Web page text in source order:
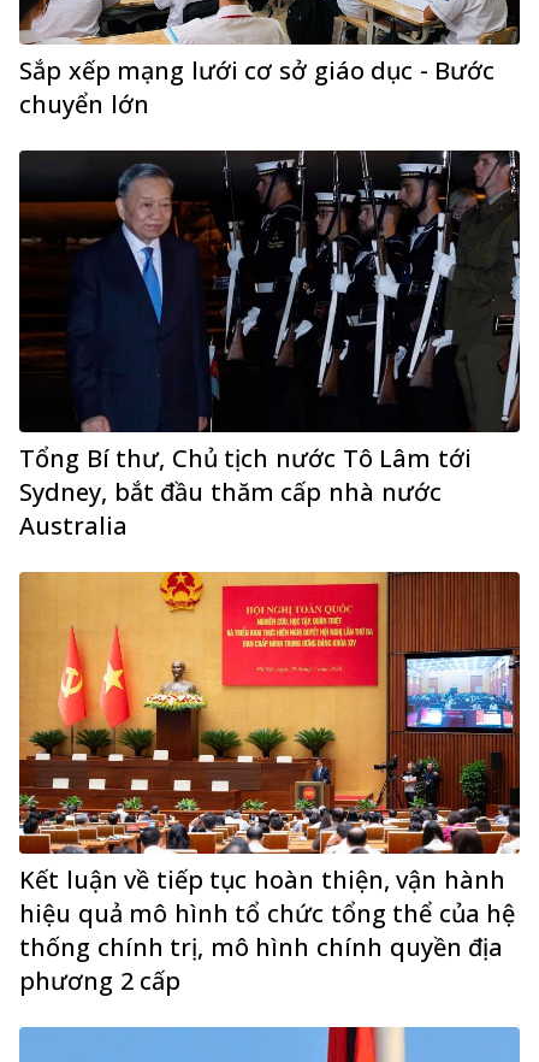
Sắp xếp mạng lưới cơ sở giáo dục - Bước
chuyển lớn
Tổng Bí thư, Chủ tịch nước Tô Lâm tới
Sydney, bắt đầu thăm cấp nhà nước
Australia
Kết luận về tiếp tục hoàn thiện, vận hành
hiệu quả mô hình tổ chức tổng thể của hệ
thống chính trị, mô hình chính quyền địa
phương 2 cấp